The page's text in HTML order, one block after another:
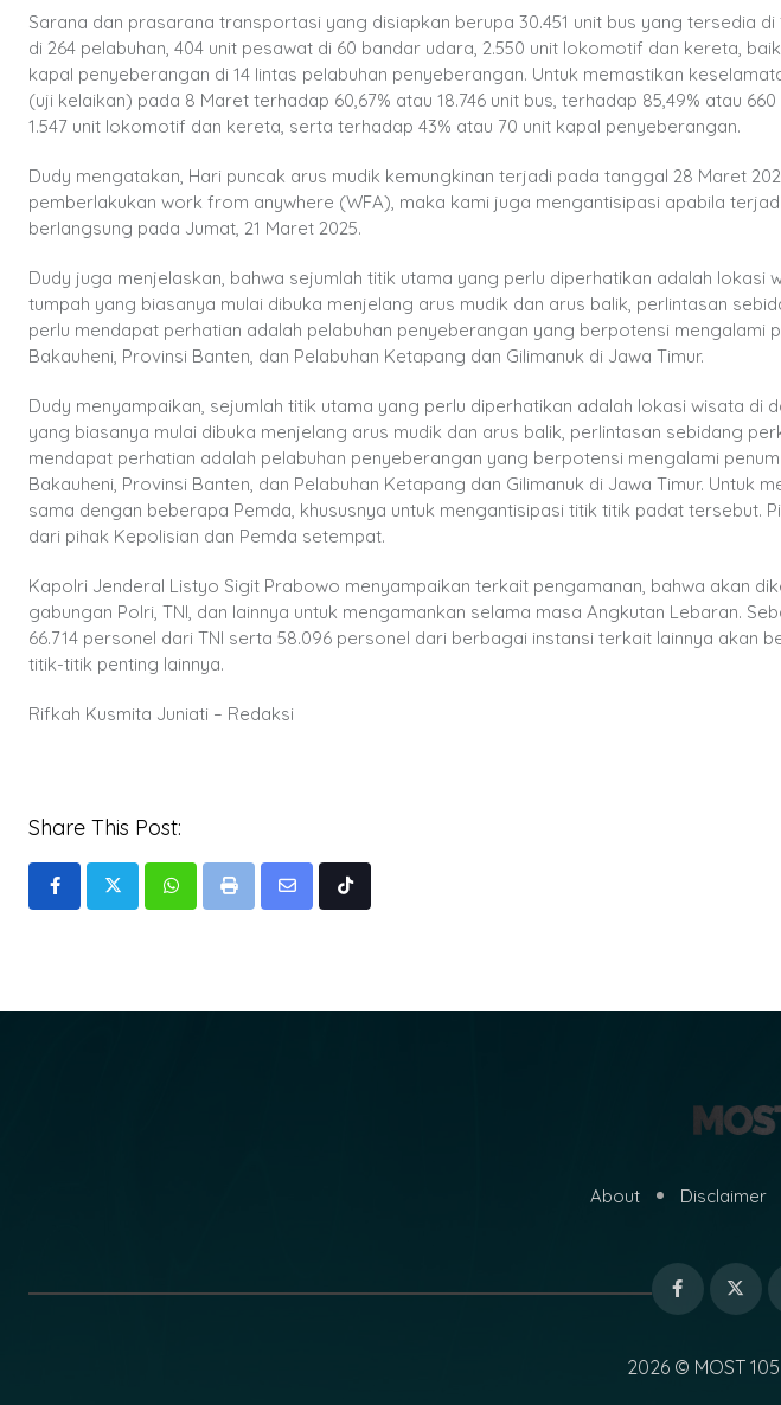
Sarana dan prasarana transportasi yang disiapkan berupa 30.451 unit bus yang tersedia di
di 264 pelabuhan, 404 unit pesawat di 60 bandar udara, 2.550 unit lokomotif dan kereta,
kapal penyeberangan di 14 lintas pelabuhan penyeberangan. Untuk memastikan
(uji kelaikan) pada 8 Maret terhadap 60,67% atau 18.746 unit bus, terhadap 85,49% atau
1.547 unit lokomotif dan kereta, serta terhadap 43% atau 70 unit kapal penyeberangan.
Dudy mengatakan, Hari puncak arus mudik kemungkinan terjadi pada tanggal 28 Maret
pemberlakukan work from anywhere (WFA), maka kami juga mengantisipasi apabila
berlangsung pada Jumat, 21 Maret 2025.
Dudy juga menjelaskan, bahwa sejumlah titik utama yang perlu diperhatikan adalah lokasi
tumpah yang biasanya mulai dibuka menjelang arus mudik dan arus balik, perlintasan
perlu mendapat perhatian adalah pelabuhan penyeberangan yang berpotensi mengalami
Bakauheni, Provinsi Banten, dan Pelabuhan Ketapang dan Gilimanuk di Jawa Timur.
Dudy menyampaikan, sejumlah titik utama yang perlu diperhatikan adalah lokasi wisata di
yang biasanya mulai dibuka menjelang arus mudik dan arus balik, perlintasan sebidang
mendapat perhatian adalah pelabuhan penyeberangan yang berpotensi mengalami
Bakauheni, Provinsi Banten, dan Pelabuhan Ketapang dan Gilimanuk di Jawa Timur. Untuk
sama dengan beberapa Pemda, khususnya untuk mengantisipasi titik titik padat tersebut.
dari pihak Kepolisian dan Pemda setempat.
Kapolri Jenderal Listyo Sigit Prabowo menyampaikan terkait pengamanan, bahwa akan
gabungan Polri, TNI, dan lainnya untuk mengamankan selama masa Angkutan Lebaran.
66.714 personel dari TNI serta 58.096 personel dari berbagai instansi terkait lainnya akan
titik-titik penting lainnya.
Rifkah Kusmita Juniati – Redaksi
Share This Post:
WhatsappPrint
Share
Tiktok
About Disclaimer
2026 © MOST